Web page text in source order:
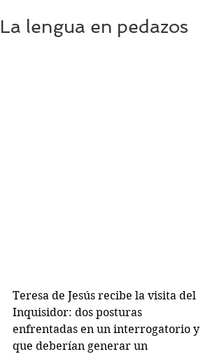
La lengua en pedazos
Teresa de Jesús recibe la visita del
Inquisidor: dos posturas
enfrentadas en un interrogatorio y
que deberían generar un